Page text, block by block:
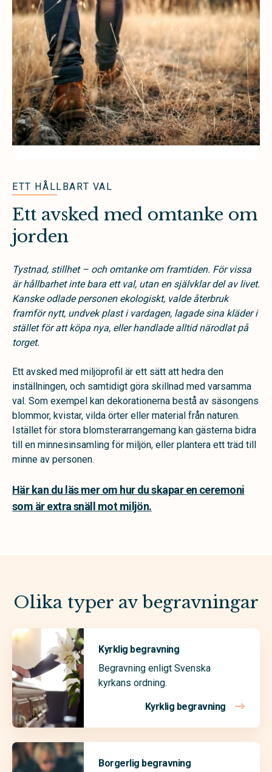
ETT HÅLLBART VAL
Ett avsked med omtanke om
jorden
Tystnad, stillhet – och omtanke om framtiden. För vissa
är hållbarhet inte bara ett val, utan en självklar del av livet.
Kanske odlade personen ekologiskt, valde återbruk
framför nytt, undvek plast i vardagen, lagade sina kläder i
stället för att köpa nya, eller handlade alltid närodlat på
torget.
Ett avsked med miljöprofil är ett sätt att hedra den
inställningen, och samtidigt göra skillnad med varsamma
val. Som exempel kan dekorationerna bestå av säsongens
blommor, kvistar, vilda örter eller material från naturen.
Istället för stora blomsterarrangemang kan gästerna bidra
till en minnesinsamling för miljön, eller plantera ett träd till
minne av personen.
Här kan du läs mer om hur du skapar en ceremoni
som är extra snäll mot miljön.
Olika typer av begravningar
Kyrklig begravning
Begravning enligt Svenska
kyrkans ordning.
Kyrklig begravning
Borgerlig begravning